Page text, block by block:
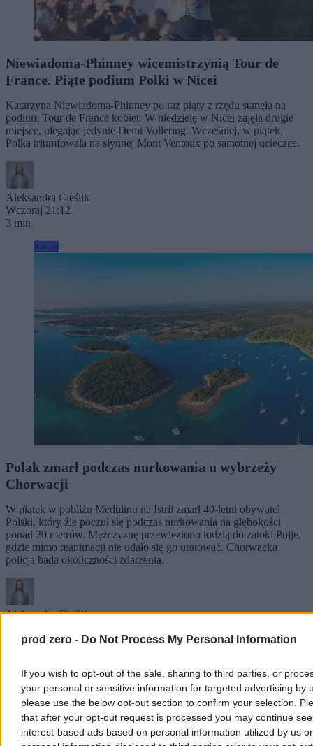
prod zero - Do Not Process My Personal Information
If you wish to opt-out of the sale, sharing to third parties, or
your personal or sensitive information for targeted advertising by
please use the below opt-out section to confirm your selection.
that after your opt-out request is processed you may continue
interest-based ads based on personal information utilized by us or
Niewiadoma-Phinney wicemistrzynią Tour de
France. Piąte podium Polki w Nicei
Katarzyna Niewiadoma-Phinney po raz piąty z rzędu stanęła na
podium Tour de France kobiet. W niedzielę w Nicei zajęła drugie
miejsce, ulegając jedynie Demi Vollering. Wcześniej, w piątek,
Polka triumfowała na słynnej Mont Ventoux po samotnej ucieczce.
Aleksandra Cieślik
Wczoraj 21:12
3 min
Polak zmarł podczas nurkowania u wybrzeży
Chorwacji
W piątek w pobliżu Medulinu na Istrii zmarł 40-letni obywatel
Polski, który źle poczuł się podczas nurkowania na głębokości
ponad 20 metrów. Mężczyznę przewieziono łodzią do zatoki Polje,
gdzie mimo reanimacji nie udało się go uratować. Chorwacka
policja bada okoliczności zdarzenia.
Aleksandra Cieślik
2 min